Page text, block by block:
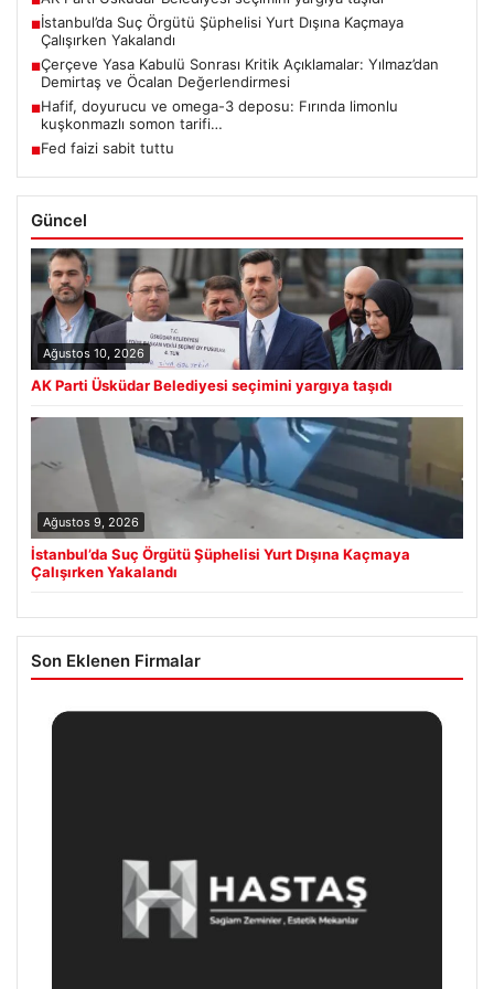
■İstanbul’da Suç Örgütü Şüphelisi Yurt Dışına Kaçmaya
Çalışırken Yakalandı
■Çerçeve Yasa Kabulü Sonrası Kritik Açıklamalar: Yılmaz’dan
Demirtaş ve Öcalan Değerlendirmesi
■Hafif, doyurucu ve omega-3 deposu: Fırında limonlu
kuşkonmazlı somon tarifi…
■Fed faizi sabit tuttu
Güncel
Ağustos 10, 2026
AK Parti Üsküdar Belediyesi seçimini yargıya taşıdı
Ağustos 9, 2026
İstanbul’da Suç Örgütü Şüphelisi Yurt Dışına Kaçmaya
Çalışırken Yakalandı
Son Eklenen Firmalar